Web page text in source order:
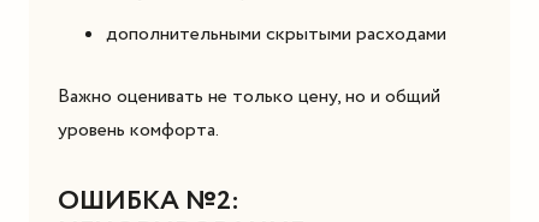
дополнительными скрытыми расходами
Важно оценивать не только цену, но и общий
уровень комфорта.
ОШИБКА №2: